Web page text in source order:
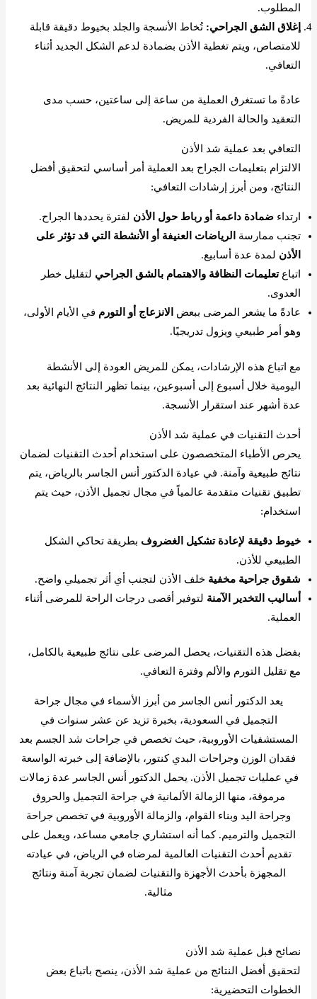
المطلوب.
إغلاق الشق الجراحي: تُخاط الأنسجة والجلد بخيوط دقيقة قابلة
للامتصاص، ويتم تغطية الأذن بضمادة لدعم الشكل الجديد أثناء
التعافي.
عادةً ما تستغرق العملية من ساعة إلى ساعتين، حسب مدى
التعقيد والحالة الفردية للمريض.
التعافي بعد عملية شد الأذن
الالتزام بتعليمات الجراح بعد العملية أمر أساسي لتحقيق أفضل
النتائج، ومن أبرز إرشادات التعافي:
ارتداءضمادة داعمة أو رباط حول الأذن لفترة يحددها الجراح.
تجنب ممارسة
الرياضات العنيفة أو الأنشطة التي قد تؤثر على
الأذن لمدة عدة أسابيع.
اتباعتعليمات النظافة والاهتمام بالشق الجراحي لتقليل خطر
العدوى.
عادةً ما يشعر المرضى ببعض
الانزعاج أو التورم في الأيام الأولى،
وهو أمر طبيعي ويزول تدريجيًا.
مع اتباع هذه الإرشادات، يمكن للمريض العودة إلى الأنشطة
اليومية خلال أسبوع إلى أسبوعين، بينما تظهر النتائج النهائية بعد
عدة أشهر عند استقرار الأنسجة.
أحدث التقنيات في عملية شد الأذن
يحرص الأطباء المتخصصون على استخدام أحدث التقنيات لضمان
نتائج طبيعية وآمنة. في عيادة الدكتور أنس الجاسر بالرياض، يتم
تطبيق تقنيات متقدمة عالمياً في مجال تجميل الأذن، حيث يتم
استخدام:
خيوط دقيقة لإعادة تشكيل الغضروف بطريقة تحاكي الشكل
الطبيعي للأذن.
شقوق جراحية مخفية خلف الأذن لتجنب أي أثر تجميلي واضح.
أساليب التخدير الآمنة لتوفير أقصى درجات الراحة للمرضى أثناء
العملية.
بفضل هذه التقنيات، يحصل المرضى على نتائج طبيعية بالكامل،
مع تقليل التورم والألم وفترة التعافي.
يعد الدكتور أنس الجاسر من أبرز الأسماء في مجال جراحة
التجميل في السعودية، بخبرة تزيد عن عشر سنوات في
المستشفيات الأوروبية، حيث تخصص في جراحات شد الجسم بعد
فقدان الوزن وجراحات البدي كنتور، بالإضافة إلى خبرته الواسعة
في عمليات تجميل الأذن. يحمل الدكتور أنس الجاسر عدة زمالات
مرموقة، منها الزمالة الألمانية في جراحة التجميل والحروق
وجراحة اليد وبناء القوام، والزمالة الأوروبية في تخصص جراحة
التجميل والترميم. كما أنه استشاري جامعي مساعد، ويعمل على
تقديم أحدث التقنيات العالمية لمرضاه في الرياض، في عيادته
المجهزة بأحدث الأجهزة والتقنيات لضمان تجربة آمنة ونتائج
مثالية.
نصائح قبل عملية شد الأذن
لتحقيق أفضل النتائج من عملية شد الأذن، ينصح باتباع بعض
الخطوات التحضيرية: